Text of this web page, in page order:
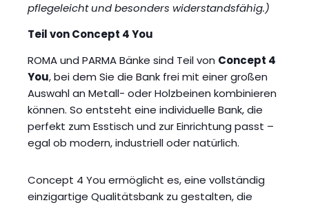
pflegeleicht und besonders widerstandsfähig.)
Teil von Concept 4 You
ROMA und PARMA Bänke sind Teil von Concept 4
You, bei dem Sie die Bank frei mit einer großen
Auswahl an Metall- oder Holzbeinen kombinieren
können. So entsteht eine individuelle Bank, die
perfekt zum Esstisch und zur Einrichtung passt –
egal ob modern, industriell oder natürlich.
Concept 4 You ermöglicht es, eine vollständig
einzigartige Qualitätsbank zu gestalten, die